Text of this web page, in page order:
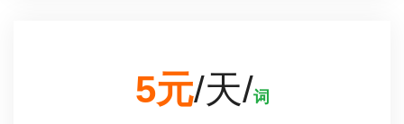
5元/天/词